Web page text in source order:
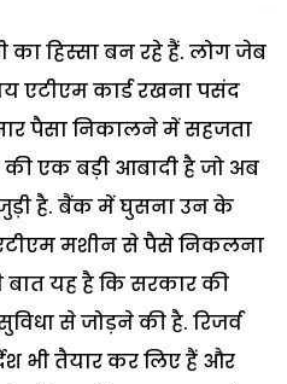
हिस्सा बन रहे हैं. लोग जेब
एटीएम कार्ड रखना पसंद
पैसा निकालने में सहजता
एक बड़ी आबादी है जो अब
है. बैंक में घुसना उन के
मशीन से पैसे निकलना
बात यह है कि सरकार की
से जोड़ने की है. रिजर्व
भी तैयार कर लिए हैं और